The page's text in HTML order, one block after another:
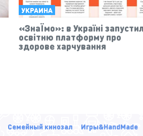
УКРАИНА
«ЗнаЇмо»: в Україні
освітню платформу про
здорове харчування
Семейный кинозал Игры&HandMade